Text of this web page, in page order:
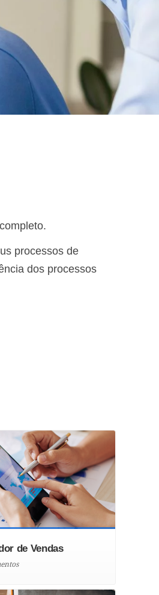
processos de
dos processos
de Vendas